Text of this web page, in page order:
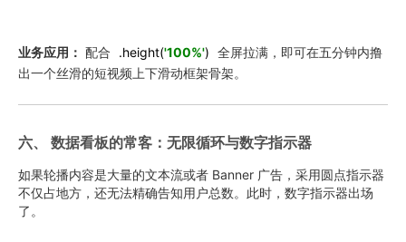
业务应用： 配合 .height('100%') 全屏拉满，即可在五分钟内撸
出一个丝滑的短视频上下滑动框架骨架。
六、 数据看板的常客：无限循环与数字指示器
如果轮播内容是大量的文本流或者 Banner 广告，采用圆点指示器
不仅占地方，还无法精确告知用户总数。此时，数字指示器出场
了。